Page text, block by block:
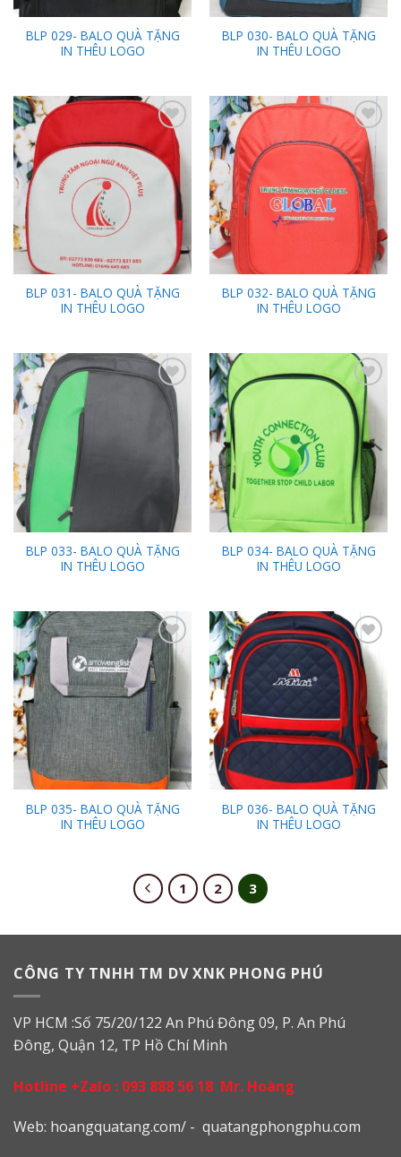
BLP 029- BALO QUÀ TẶNG
IN THÊU LOGO
BLP 030- BALO QUÀ TẶNG
IN THÊU LOGO
Add to
Wishlist
BLP 031- BALO QUÀ TẶNG
IN THÊU LOGO
Add to
Wishlist
BLP 032- BALO QUÀ TẶNG
IN THÊU LOGO
Add to
Wishlist
BLP 033- BALO QUÀ TẶNG
IN THÊU LOGO
Add to
Wishlist
BLP 034- BALO QUÀ TẶNG
IN THÊU LOGO
Add to
Wishlist
BLP 035- BALO QUÀ TẶNG
IN THÊU LOGO
Add to
Wishlist
BLP 036- BALO QUÀ TẶNG
IN THÊU LOGO
1 2 3
CÔNG TY TNHH TM DV XNK PHONG PHÚ
VP HCM :Số 75/20/122 An Phú Đông 09, P. An Phú
Đông, Quận 12, TP Hồ Chí Minh
Hotline +Zalo : 093 888 56 18 Mr. Hoàng
Web: hoangquatang.com/ - quatangphongphu.com